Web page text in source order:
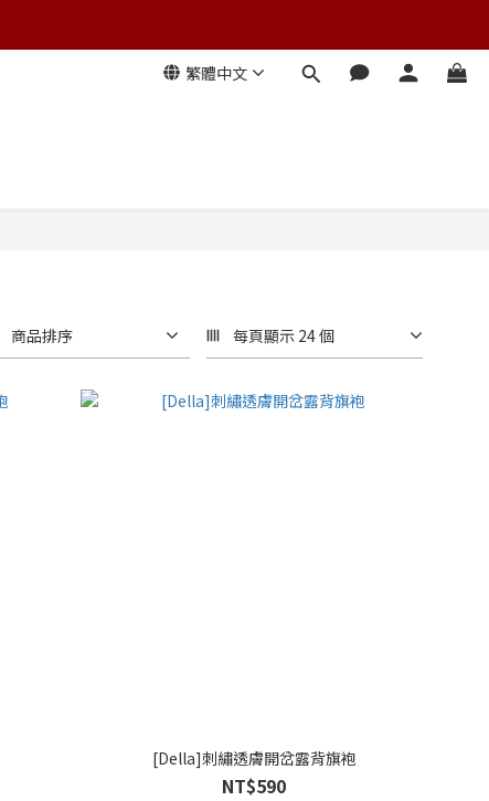
繁體中文
商品排序 每頁顯示 24 個
[Della]刺繡透膚開岔露背旗袍
NT$590